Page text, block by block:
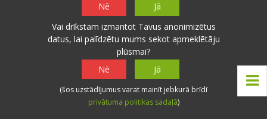
meteolapa.lv izveidota 2010.gada augustā ar
mērķi uzskatāmāk attēlot meteoroloģiskos
laika apstākļus Latvijā.
Piedāvājam nokrišņu radaru, faktisko laika
apstākļu karti, datu arhīvu un lietotāju
novērojumus. Projekts izstrādāts, balstoties
uz lietotāju ieteikumiem.
Nē
Jā
Vai drīkstam izmantot Tavus anonimizētus
datus, lai palīdzētu mums sekot apmeklētāju
plūsmai?
Nē
Jā
(šos uzstādījumus varat mainīt jebkurā brīdī
privātuma politikas sadaļā)